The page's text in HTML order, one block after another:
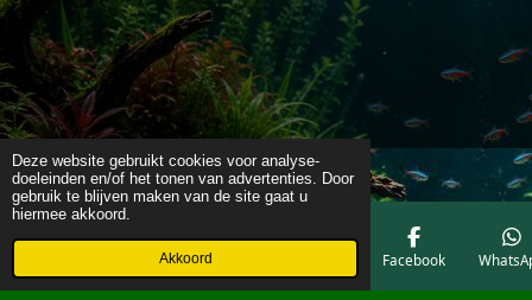
Deze website gebruikt cookies voor analyse-
doeleinden en/of het tonen van advertenties. Door
gebruik te blijven maken van de site gaat u
hiermee akkoord.
Akkoord
Telefoonnummer Facebook